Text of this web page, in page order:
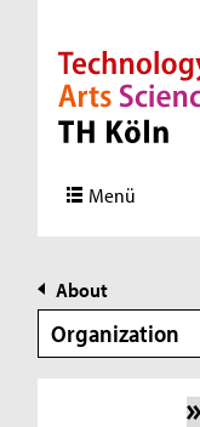
Direkt zur
Direkt zur
Direkt zum Inhalt
Direkt zum
Menü
About
Organization